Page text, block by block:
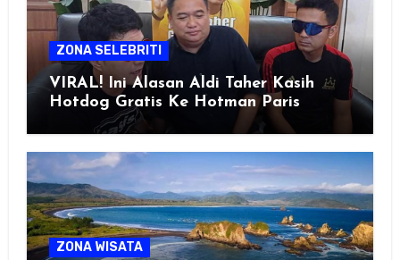
ZONA SELEBRITI
VIRAL! Ini Alasan Aldi Taher Kasih
Hotdog Gratis Ke Hotman Paris
ZONA WISATA